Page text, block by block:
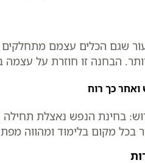
שגם הכלים עצמם מתחלקים
הבחנה זו חוזרת על
כך רוח
בחינת הנפש נאצלת
בכל מקום בלימוד ומהווה